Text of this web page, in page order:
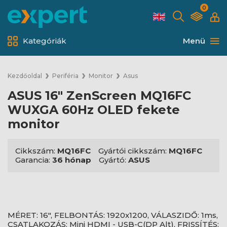
0
Menü
Kategóriák
Kezdőoldal Periféria Monitor Asus
ASUS 16" ZenScreen MQ16FC
WUXGA 60Hz OLED fekete
monitor
Cikkszám: MQ16FC Gyártói cikkszám: MQ16FC
Garancia: 36 hónap Gyártó: ASUS
MÉRET: 16", FELBONTÁS: 1920x1200, VÁLASZIDŐ: 1ms,
CSATLAKOZÁS: Mini HDMI - USB-C(DP Alt), FRISSÍTÉS: